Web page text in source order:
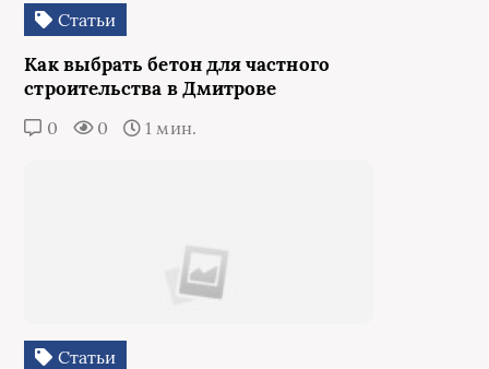
Статьи
Как выбрать бетон для частного
строительства в Дмитрове
0 0 1 мин.
Статьи